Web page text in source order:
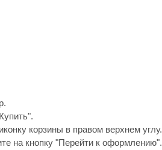
корзины в правом верхнем углу.
на кнопку "Перейти к оформлению".